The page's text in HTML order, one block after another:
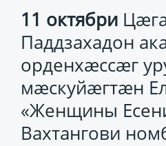
11 октябри
Паддзахадон
орденхæссæг
мæскуйæгтæн
«Женщины
Вахтангови